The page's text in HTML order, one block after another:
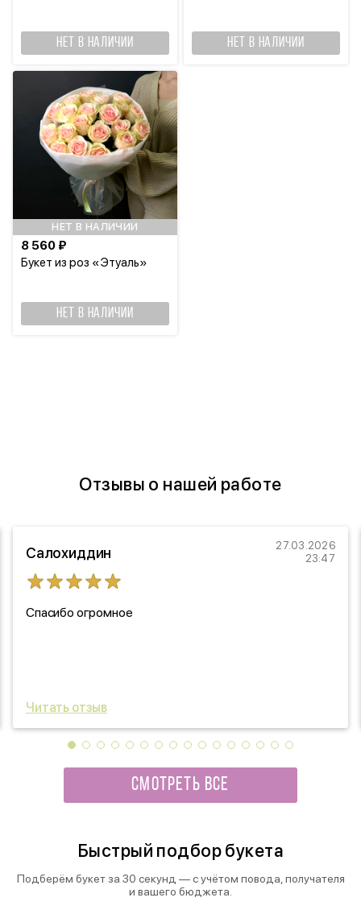
НЕТ В НАЛИЧИИ НЕТ В НАЛИЧИИ
НЕТ В НАЛИЧИИ
Букет из роз «Этуаль»
8 560 ₽
НЕТ В НАЛИЧИИ
Отзывы о нашей работе
Салохиддин
27.03.2026
23:47
Спасибо огромное
Читать отзыв
СМОТРЕТЬ ВСЕ
Быстрый подбор букета
Подберём букет за 30 секунд — с учётом повода, получателя
и вашего бюджета.